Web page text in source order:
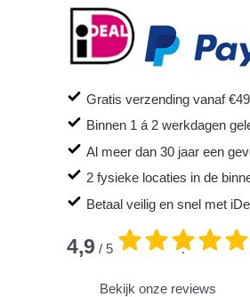
Gratis verzending vanaf
Binnen 1 á 2 werkdagen
Al meer dan 30 jaar een
2 fysieke locaties in de
Betaal veilig en snel met
4,9 / 5 .
Bekijk onze reviews